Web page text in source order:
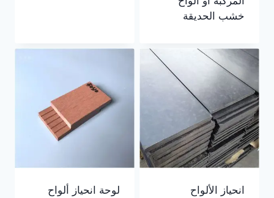
خشب الحديقة
انحياز الألواح
لوحة انحياز ألواح